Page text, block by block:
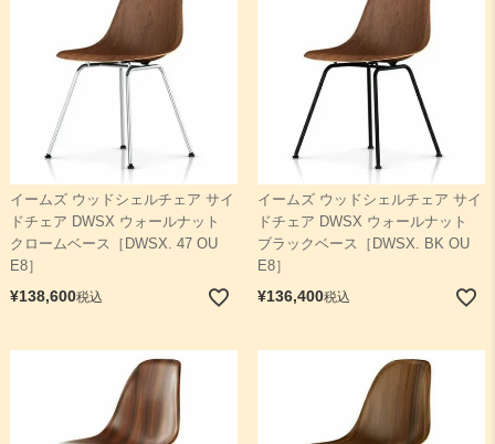
検索
イームズ ウッドシェルチェア サイ
ドチェア DWSX ウォールナット
クロームベース［DWSX. 47 OU
E8］
¥138,600税込
イームズ ウッドシェルチェア サイ
ドチェア DWSX ウォールナット
ブラックベース［DWSX. BK OU
E8］
¥136,400税込